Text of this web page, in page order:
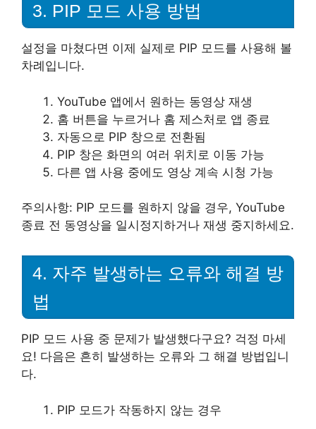
3. PIP 모드 사용 방법
설정을 마쳤다면 이제 실제로 PIP 모드를 사용해 볼
차례입니다.
YouTube 앱에서 원하는 동영상 재생
홈 버튼을 누르거나 홈 제스처로 앱 종료
자동으로 PIP 창으로 전환됨
PIP 창은 화면의 여러 위치로 이동 가능
다른 앱 사용 중에도 영상 계속 시청 가능
주의사항: PIP 모드를 원하지 않을 경우, YouTube
종료 전 동영상을 일시정지하거나 재생 중지하세요.
4. 자주 발생하는 오류와 해결 방
법
PIP 모드 사용 중 문제가 발생했다구요? 걱정 마세
요! 다음은 흔히 발생하는 오류와 그 해결 방법입니
다.
PIP 모드가 작동하지 않는 경우